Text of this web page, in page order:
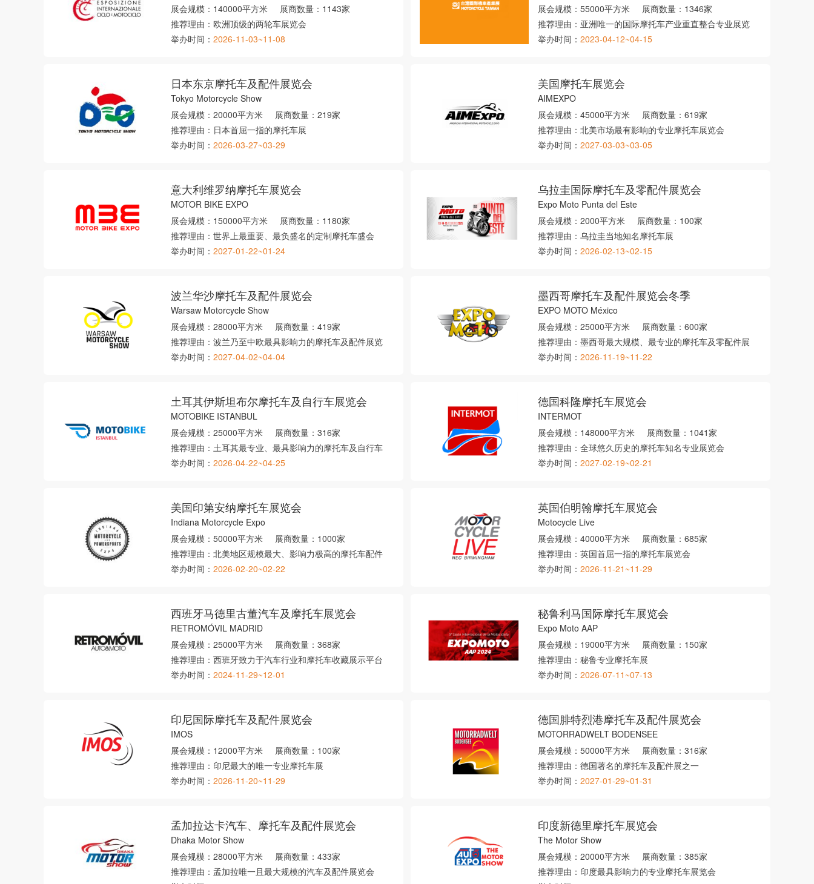
展会规模： 140000平方米 展商数量： 1143家
推荐理由： 欧洲顶级的两轮车展览会
举办时间： 2026-11-03~11-08
展会规模： 55000平方米 展商数量： 1346家
推荐理由： 亚洲唯一的国际摩托车产业重直整合专业展览
举办时间： 2023-04-12~04-15
日本东京摩托车及配件展览会
Tokyo Motorcycle Show
展会规模： 20000平方米 展商数量： 219家
推荐理由： 日本首屈一指的摩托车展
举办时间： 2026-03-27~03-29
美国摩托车展览会
AIMEXPO
展会规模： 45000平方米 展商数量： 619家
推荐理由： 北美市场最有影响的专业摩托车展览会
举办时间： 2027-03-03~03-05
意大利维罗纳摩托车展览会
MOTOR BIKE EXPO
展会规模： 150000平方米 展商数量： 1180家
推荐理由： 世界上最重要、最负盛名的定制摩托车盛会
举办时间： 2027-01-22~01-24
乌拉圭国际摩托车及零配件展览会
Expo Moto Punta del Este
展会规模： 2000平方米 展商数量： 100家
推荐理由： 乌拉圭当地知名摩托车展
举办时间： 2026-02-13~02-15
波兰华沙摩托车及配件展览会
Warsaw Motorcycle Show
展会规模： 28000平方米 展商数量： 419家
推荐理由： 波兰乃至中欧最具影响力的摩托车及配件展览
举办时间： 2027-04-02~04-04
墨西哥摩托车及配件展览会冬季
EXPO MOTO México
展会规模： 25000平方米 展商数量： 600家
推荐理由： 墨西哥最大规模、最专业的摩托车及零配件展
举办时间： 2026-11-19~11-22
土耳其伊斯坦布尔摩托车及自行车展览会
MOTOBIKE ISTANBUL
展会规模： 25000平方米 展商数量： 316家
推荐理由： 土耳其最专业、最具影响力的摩托车及自行车
举办时间： 2026-04-22~04-25
德国科隆摩托车展览会
INTERMOT
展会规模： 148000平方米 展商数量： 1041家
推荐理由： 全球悠久历史的摩托车知名专业展览会
举办时间： 2027-02-19~02-21
美国印第安纳摩托车展览会
Indiana Motorcycle Expo
展会规模： 50000平方米 展商数量： 1000家
推荐理由： 北美地区规模最大、影响力极高的摩托车配件
举办时间： 2026-02-20~02-22
英国伯明翰摩托车展览会
Motocycle Live
展会规模： 40000平方米 展商数量： 685家
推荐理由： 英国首屈一指的摩托车展览会
举办时间： 2026-11-21~11-29
西班牙马德里古董汽车及摩托车展览会
RETROMÓVIL MADRID
展会规模： 25000平方米 展商数量： 368家
推荐理由： 西班牙致力于汽车行业和摩托车收藏展示平台
举办时间： 2024-11-29~12-01
秘鲁利马国际摩托车展览会
Expo Moto AAP
展会规模： 19000平方米 展商数量： 150家
推荐理由： 秘鲁专业摩托车展
举办时间： 2026-07-11~07-13
印尼国际摩托车及配件展览会
IMOS
展会规模： 12000平方米 展商数量： 100家
推荐理由： 印尼最大的唯一专业摩托车展
举办时间： 2026-11-20~11-29
德国腓特烈港摩托车及配件展览会
MOTORRADWELT BODENSEE
展会规模： 50000平方米 展商数量： 316家
推荐理由： 德国著名的摩托车及配件展之一
举办时间： 2027-01-29~01-31
孟加拉达卡汽车、摩托车及配件展览会
Dhaka Motor Show
展会规模： 28000平方米 展商数量： 433家
推荐理由： 孟加拉唯一且最大规模的汽车及配件展览会
印度新德里摩托车展览会
The Motor Show
展会规模： 20000平方米 展商数量： 385家
推荐理由： 印度最具影响力的专业摩托车展览会